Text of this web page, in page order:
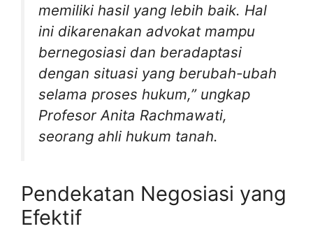
memiliki hasil yang lebih baik. Hal
ini dikarenakan advokat mampu
bernegosiasi dan beradaptasi
dengan situasi yang berubah-ubah
selama proses hukum,” ungkap
Profesor Anita Rachmawati,
seorang ahli hukum tanah.
Pendekatan Negosiasi yang
Efektif